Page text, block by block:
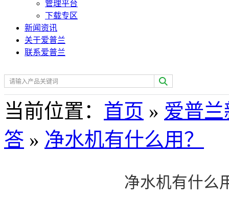
管理平台
下载专区
新闻资讯
关于爱普兰
联系爱普兰
热门关键词： 空气净化
当前位置 ： 首页 » 爱普
答 » 净水机有什么用？
净水机有什么